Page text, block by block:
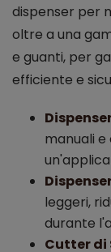
dispenser per
oltre a una
e guanti, per
efficiente e
manuali
leggeri,
durante
Cutter di